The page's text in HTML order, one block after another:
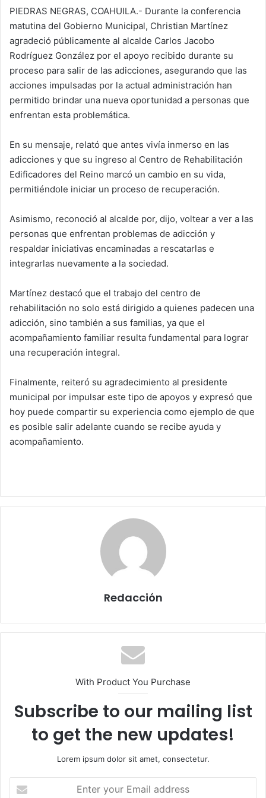
PIEDRAS NEGRAS, COAHUILA.- Durante la conferencia
matutina del Gobierno Municipal, Christian Martínez
agradeció públicamente al alcalde Carlos Jacobo
Rodríguez González por el apoyo recibido durante su
proceso para salir de las adicciones, asegurando que las
acciones impulsadas por la actual administración han
permitido brindar una nueva oportunidad a personas que
enfrentan esta problemática.
En su mensaje, relató que antes vivía inmerso en las
adicciones y que su ingreso al Centro de Rehabilitación
Edificadores del Reino marcó un cambio en su vida,
permitiéndole iniciar un proceso de recuperación.
Asimismo, reconoció al alcalde por, dijo, voltear a ver a las
personas que enfrentan problemas de adicción y
respaldar iniciativas encaminadas a rescatarlas e
integrarlas nuevamente a la sociedad.
Martínez destacó que el trabajo del centro de
rehabilitación no solo está dirigido a quienes padecen una
adicción, sino también a sus familias, ya que el
acompañamiento familiar resulta fundamental para lograr
una recuperación integral.
Finalmente, reiteró su agradecimiento al presidente
municipal por impulsar este tipo de apoyos y expresó que
hoy puede compartir su experiencia como ejemplo de que
es posible salir adelante cuando se recibe ayuda y
acompañamiento.
Redacción
With Product You Purchase
Subscribe to our mailing list
to get the new updates!
Lorem ipsum dolor sit amet, consectetur.